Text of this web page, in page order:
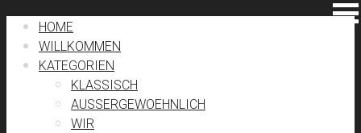
HOME
WILLKOMMEN
KATEGORIEN
KLASSISCH
AUSSERGEWOEHNLICH
WIR